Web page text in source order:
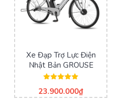
Xe Đạp Trợ Lực Điện
Nhật Bản GROUSE
hạng
5.00
23.900.000₫